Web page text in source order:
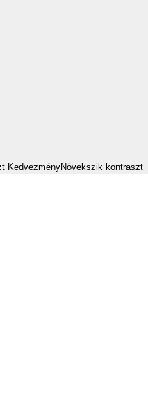
KedvezményNövekszik kontraszt